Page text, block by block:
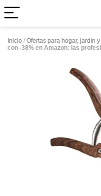
Inicio / Ofertas para hogar, jardín
con -38% en Amazon: las